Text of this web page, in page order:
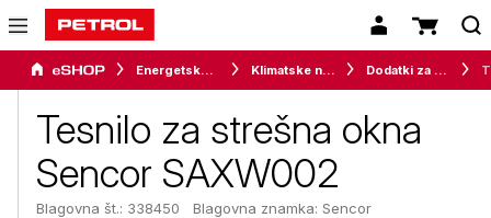
Energetske rešitve za dom Klimatske naprave Dodatki za klimatske naprave
Tesnilo za strešna okna
Sencor SAXW002
Blagovna št.: 338450 Blagovna znamka: Sencor